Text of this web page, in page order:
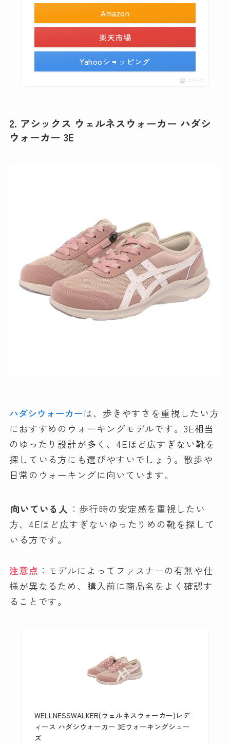
Amazon
楽天市場
Yahooショッピング
ポチップ
2. アシックス ウェルネスウォーカー ハダシ
ウォーカー 3E
ハダシウォーカーは、歩きやすさを重視したい方
におすすめのウォーキングモデルです。3E相当
のゆったり設計が多く、4Eほど広すぎない靴を
探している方にも選びやすいでしょう。散歩や
日常のウォーキングに向いています。
向いている人 ：歩行時の安定感を重視したい
方、4Eほど広すぎないゆったりめの靴を探して
いる方です。
注意点 ：モデルによってファスナーの有無や仕
様が異なるため、購入前に商品名をよく確認す
ることです。
WELLNESSWALKER(ウェルネスウォーカー)レデ
ィース ハダシウォーカー 3Eウォーキングシュー
ズ